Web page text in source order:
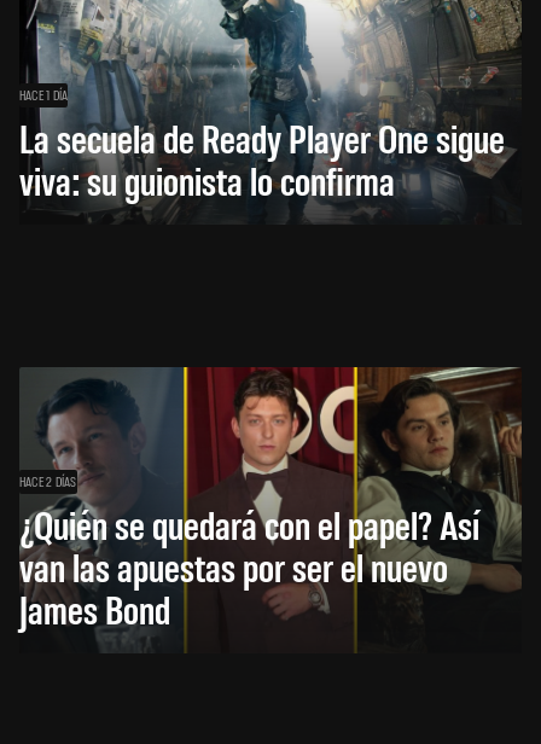
HACE 1 DÍA
La secuela de Ready Player One sigue
viva: su guionista lo confirma
HACE 2 DÍAS
¿Quién se quedará con el papel? Así
van las apuestas por ser el nuevo
James Bond